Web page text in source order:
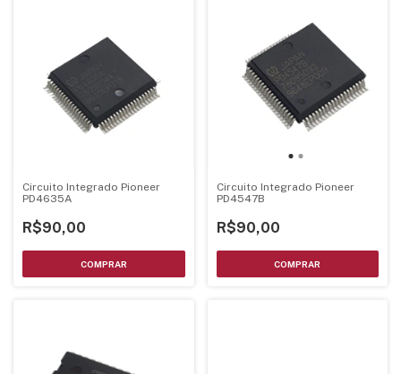
Circuito Integrado Pioneer
PD4635A
R$90,00
Circuito Integrado Pioneer
PD4547B
R$90,00